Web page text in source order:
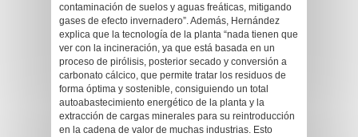
contaminación de suelos y aguas freáticas, mitigando
gases de efecto invernadero”. Además, Hernández
explica que la tecnología de la planta “nada tienen que
ver con la incineración, ya que está basada en un
proceso de pirólisis, posterior secado y conversión a
carbonato cálcico, que permite tratar los residuos de
forma óptima y sostenible, consiguiendo un total
autoabastecimiento energético de la planta y la
extracción de cargas minerales para su reintroducción
en la cadena de valor de muchas industrias. Esto